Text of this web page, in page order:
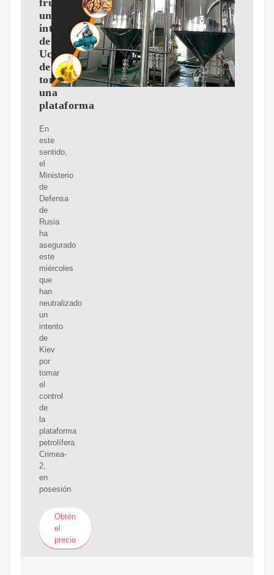
frustra
un
intento
de
Ucrania
de
tomar
una
plataforma
En
este
sentido,
el
Ministerio
de
Defensa
de
Rusia
ha
asegurado
este
miércoles
que
han
neutralizado
un
intento
de
Kiev
por
tomar
el
control
de
la
plataforma
petrolífera
Crimea-
2,
en
posesión
Obtén
el
precio